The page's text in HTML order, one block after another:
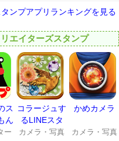
タンプアプリランキングを見る
エイターズスタンプ
ス
ん
ー
コラージュす
るLINEスタ
ンプ共有は､
カメラ・写真
かめカメラ
カメラ・写真